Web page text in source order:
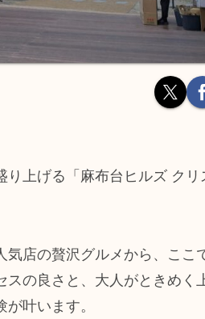
上げる「麻布台ヒルズ クリ
店の贅沢グルメから、ここ
の良さと、大人がときめく
叶います。